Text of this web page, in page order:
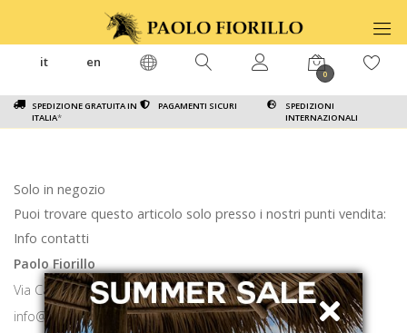
SPEDIZIONE GRATUITA IN
ITALIA*
PAGAMENTI SICURI
SPEDIZIONI
INTERNAZIONALI
it en
0
Solo in negozio
Puoi trovare questo articolo solo presso i nostri punti vendita:
Info contatti
Paolo Fiorillo
Via Calabritto 9 80121 Napoli
info@paolofiorillo.com